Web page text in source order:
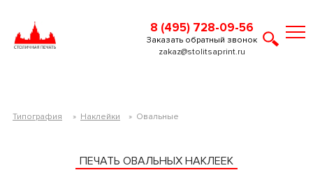
8 (495) 728-09-56
zakaz@stolitsaprint.ru
Заказать обратный звонок
Типография » Наклейки » Овальные
ПЕЧАТЬ ОВАЛЬНЫХ НАКЛЕЕК